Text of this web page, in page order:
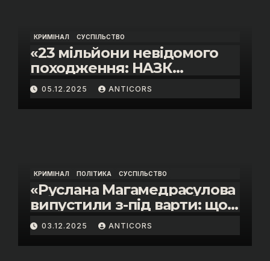
КРИМІНАЛ СУСПІЛЬСТВО
«23 мільйони невідомого
походження: НАЗК
викрило розкішне життя
інспектора митниці “Тиса”
Василя Пупени»
05.12.2025 ANTICORS
КРИМІНАЛ ПОЛІТИКА СУСПІЛЬСТВО
«Руслана Магамедрасулова
випустили з-під варти: що
відбувалось у залі суду»
03.12.2025 ANTICORS